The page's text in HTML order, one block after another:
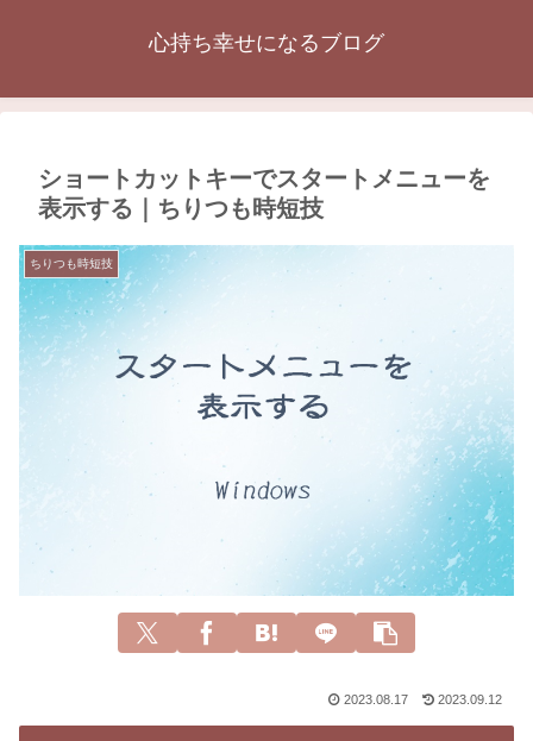
心持ち幸せになるブログ
ショートカットキーでスタートメニューを
表示する｜ちりつも時短技
ちりつも時短技
2023.08.17 2023.09.12